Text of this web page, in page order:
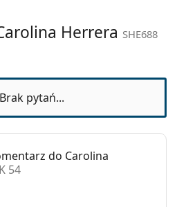
przeciwsłoneczne
700K 54
Herrera SHE688
Brak pytań...
do Carolina
54